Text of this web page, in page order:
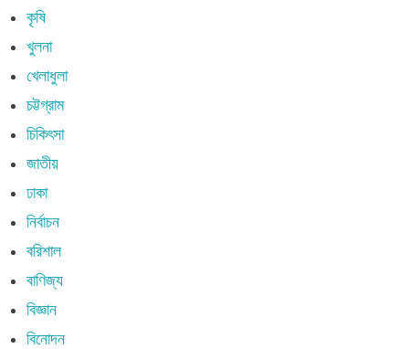
কৃষি
খুলনা
খেলাধুলা
চট্টগ্রাম
চিকিৎসা
জাতীয়
ঢাকা
নির্বাচন
বরিশাল
বাণিজ্য
বিজ্ঞান
বিনোদন